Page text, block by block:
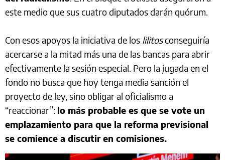
este medio que sus cuatro diputados darán quórum.
Con esos apoyos la iniciativa de los lilitosconseguiría
acercarse a la mitad más una de las bancas para abrir
efectivamente la sesión especial. Pero la jugada en el
fondo no busca que hoy tenga media sanción el
proyecto de ley, sino obligar al oficialismo a
“reaccionar”: lo más probable es que se vote un
emplazamiento para que la reforma previsional
se comience a discutir en comisiones.